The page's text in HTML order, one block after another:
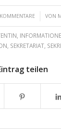
/ VON
SEKRETARIAT
teilen